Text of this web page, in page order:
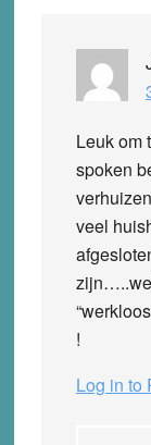
Leuk om
spoken
veel
!
Log in to